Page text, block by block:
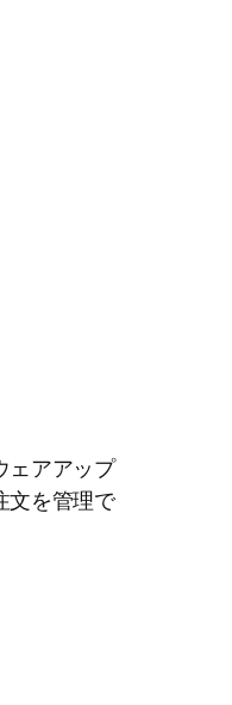
ェアアップ
文を管理で